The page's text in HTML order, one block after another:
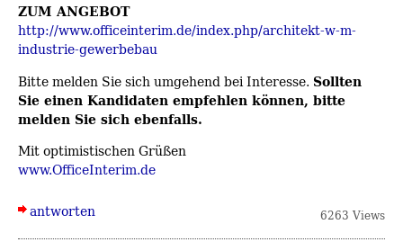
ZUM ANGEBOT
http://www.officeinterim.de/index.php/architekt-w-m-
industrie-gewerbebau
Bitte melden Sie sich umgehend bei Interesse. Sollten
Sie einen Kandidaten empfehlen können, bitte
melden Sie sich ebenfalls.
Mit optimistischen Grüßen
www.OfficeInterim.de
antworten 6263 Views